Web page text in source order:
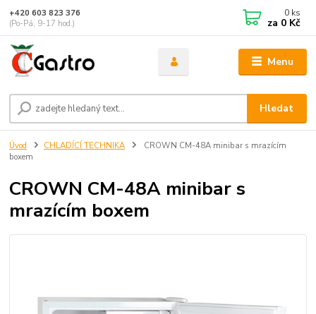
Menu
Hledat
+420 603 823 376
(Po-Pá, 9-17 hod.)
0 ks
za 0 Kč
Úvod CHLADÍCÍ TECHNIKA
CROWN CM-48A minibar s mrazícím
boxem
CROWN CM-48A minibar s
mrazícím boxem